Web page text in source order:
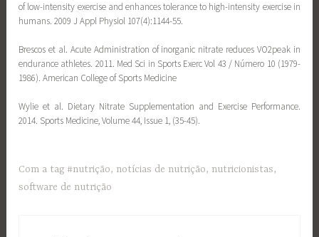
of low-intensity exercise and enhances tolerance to high-intensity exercise in
humans. 2009 J Appl Physiol 107(4):1144-55.
Brescos et al. Acute Administration of inorganic nitrate reduces VO2peak in
endurance athletes. 2011. Med Sci in Sports Exerc Vol 43 / Número 10 (1979-
1986). American College of Sports Medicine
Wylie et al. Dietary Nitrate Supplementation and Exercise Performance.
2014. Sports Medicine, Volume 44, Issue 1, (35-45).
Com a tag #nutrição, notícias de nutrição, nutricionistas,
software de nutrição